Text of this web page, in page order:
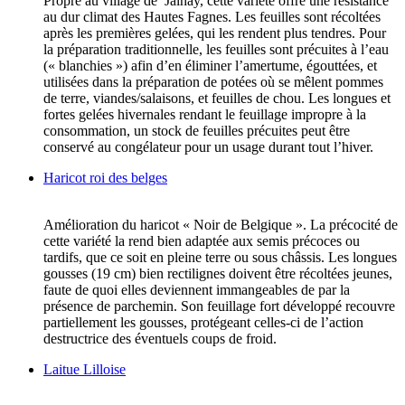
au dur climat des Hautes Fagnes. Les feuilles sont récoltées
après les premières gelées, qui les rendent plus tendres. Pour
la préparation traditionnelle, les feuilles sont précuites à l’eau
(« blanchies ») afin d’en éliminer l’amertume, égouttées, et
utilisées dans la préparation de potées où se mêlent pommes
de terre, viandes/salaisons, et feuilles de chou. Les longues et
fortes gelées hivernales rendant le feuillage impropre à la
consommation, un stock de feuilles précuites peut être
conservé au congélateur pour un usage durant tout l’hiver.
Haricot roi des belges
Amélioration du haricot « Noir de Belgique ». La précocité de
cette variété la rend bien adaptée aux semis précoces ou
tardifs, que ce soit en pleine terre ou sous châssis. Les longues
gousses (19 cm) bien rectilignes doivent être récoltées jeunes,
faute de quoi elles deviennent immangeables de par la
présence de parchemin. Son feuillage fort développé recouvre
partiellement les gousses, protégeant celles-ci de l’action
destructrice des éventuels coups de froid.
Laitue Lilloise